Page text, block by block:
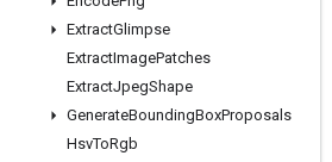
ExtractGlimpse
ExtractImagePatches
ExtractJpegShape
GenerateBoundingBoxProposals
HsvToRgb